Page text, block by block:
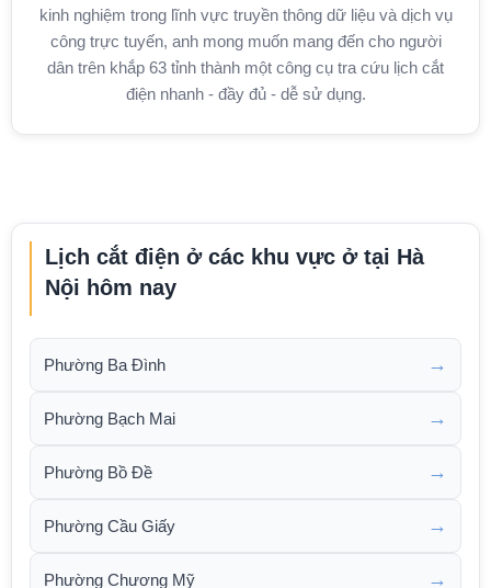
kinh nghiệm trong lĩnh vực truyền thông dữ liệu và dịch vụ
công trực tuyến, anh mong muốn mang đến cho người
dân trên khắp 63 tỉnh thành một công cụ tra cứu lịch cắt
điện nhanh - đầy đủ - dễ sử dụng.
Lịch cắt điện ở các khu vực ở tại Hà
Nội hôm nay
Phường Ba Đình →
Phường Bạch Mai →
Phường Bồ Đề →
Phường Cầu Giấy →
Phường Chương Mỹ →